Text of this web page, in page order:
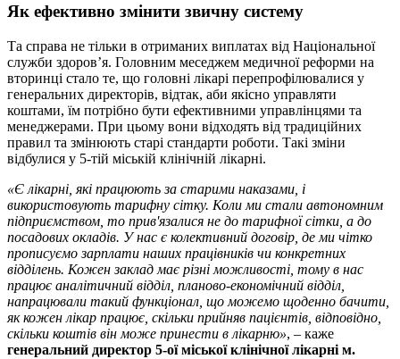
Як ефективно змінити звичну систему
Та справа не тільки в отриманих виплатах від Національної
служби здоров’я. Головним меседжем медичної реформи на
вторинці стало те, що головні лікарі перепрофілювалися у
генеральних директорів, відтак, аби якісно управляти
коштами, їм потрібно бути ефективними управлінцями та
менеджерами. При цьому вони відходять від традиційних
правил та змінюють старі стандарти роботи. Такі зміни
відбулися у 5-тій міській клінічній лікарні.
«Є лікарні, які працюють за старими наказами, і
використовують тарифну сітку. Коли ми стали автономним
підприємством, то прив'язалися не до тарифної сітки, а до
посадових окладів. У нас є колективний договір, де ми чітко
прописуємо зарплати наших працівників чи конкретних
відділень. Кожен заклад має різні можливості, тому в нас
працює аналітичний відділ, планово-економічний відділ,
напрацювали такий функціонал, що можемо щоденно бачити,
як кожен лікар працює, скільки прийняв пацієнтів, відповідно,
скільки коштів він може принести в лікарню», – каже
генеральний директор 5-ої міської клінічної лікарні м.